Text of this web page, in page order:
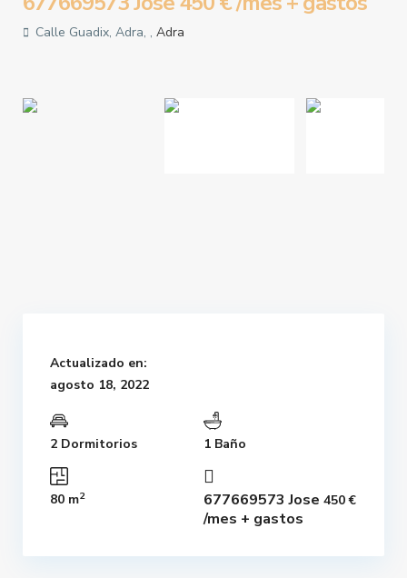
Calle Guadix, Adra, , Adra
Actualizado en:
agosto 18, 2022
2 Dormitorios 1 Baño
80 m2 677669573 Jose 450 €
/mes + gastos